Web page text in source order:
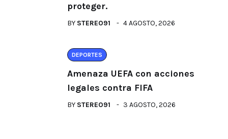
proteger.
BY STEREO91 4 AGOSTO, 2026
DEPORTES
Amenaza UEFA con acciones
legales contra FIFA
BY STEREO91 3 AGOSTO, 2026